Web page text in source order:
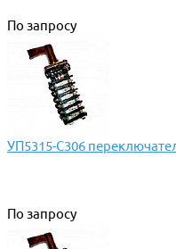
По запросу
УП5315-С306
По запросу